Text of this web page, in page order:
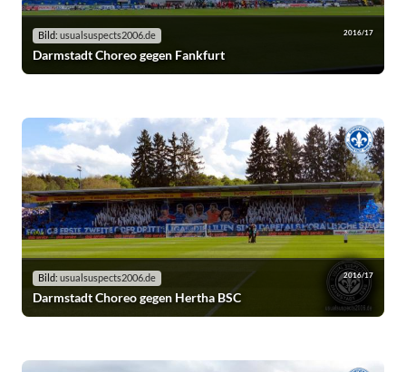
Bild: usualsuspects2006.de 2016/17
Darmstadt Choreo gegen Fankfurt
Bild: usualsuspects2006.de 2016/17
Darmstadt Choreo gegen Hertha BSC